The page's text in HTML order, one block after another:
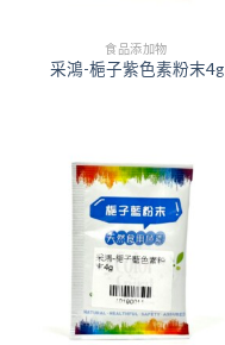
食品添加物
采鴻-梔子紫色素粉末4g